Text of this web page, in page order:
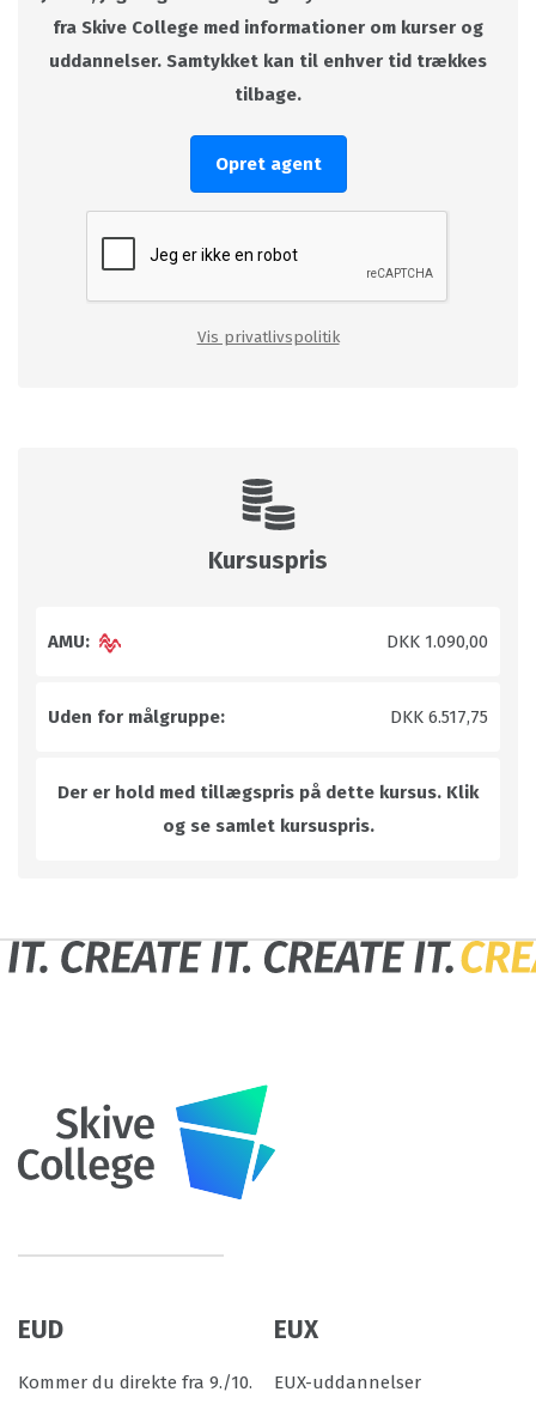
fra Skive College med informationer om kurser og
uddannelser. Samtykket kan til enhver tid trækkes
tilbage.
Opret agent
Vis privatlivspolitik
Kursuspris
AMU: DKK 1.090,00
Uden for målgruppe: DKK 6.517,75
Der er hold med tillægspris på dette kursus. Klik
og se samlet kursuspris.
EUD
Kommer du direkte fra 9./10.
EUX
EUX-uddannelser